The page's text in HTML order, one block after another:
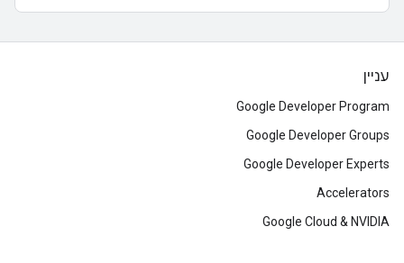
עניין
Google Developer Program
Google Developer Groups
Google Developer Experts
Accelerators
Google Cloud & NVIDIA